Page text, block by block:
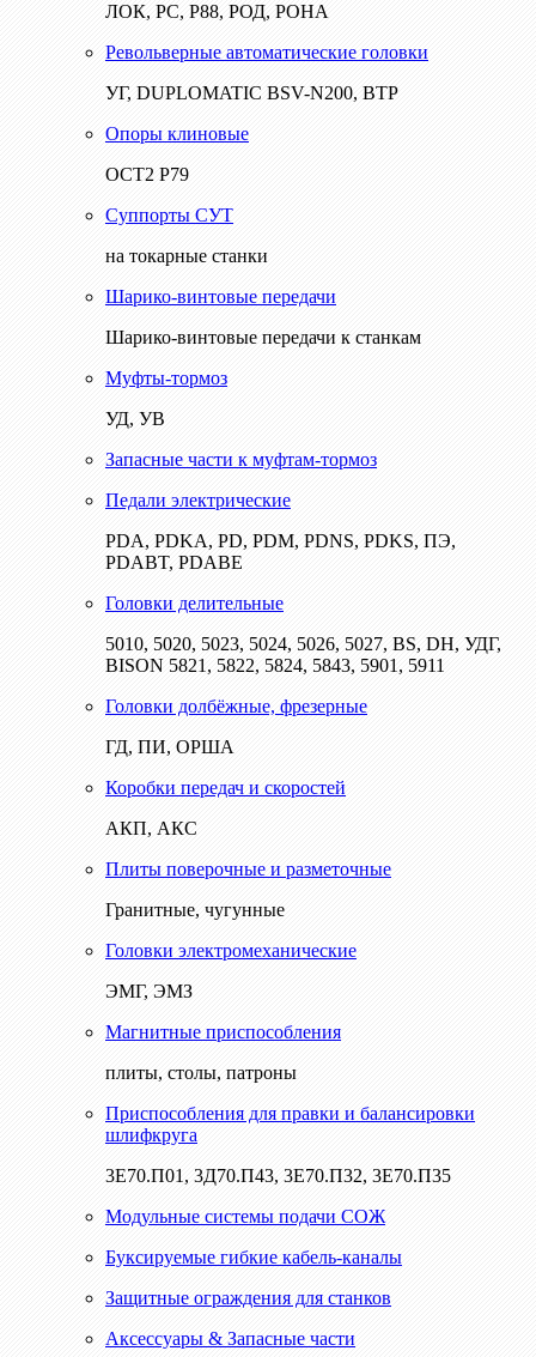
ЛОК, РС, Р88, РОД, РОНА
Револьверные автоматические головки
УГ, DUPLOMATIC BSV-N200, ВТР
Опоры клиновые
ОСТ2 Р79
Суппорты СУТ
на токарные станки
Шарико-винтовые передачи
Шарико-винтовые передачи к станкам
Муфты-тормоз
УД, УВ
Запасные части к муфтам-тормоз
Педали электрические
PDA, PDKA, PD, PDM, PDNS, PDKS, ПЭ,
PDABT, PDABE
Головки делительные
5010, 5020, 5023, 5024, 5026, 5027, BS, DH, УДГ,
BISON 5821, 5822, 5824, 5843, 5901, 5911
Головки долбёжные, фрезерные
ГД, ПИ, ОРША
Коробки передач и скоростей
АКП, АКС
Плиты поверочные и разметочные
Гранитные, чугунные
Головки электромеханические
ЭМГ, ЭМЗ
Магнитные приспособления
плиты, столы, патроны
Приспособления для правки и балансировки
шлифкруга
3Е70.П01, 3Д70.П43, 3Е70.П32, 3Е70.П35
Модульные системы подачи СОЖ
Буксируемые гибкие кабель-каналы
Защитные ограждения для станков
Аксессуары & Запасные части